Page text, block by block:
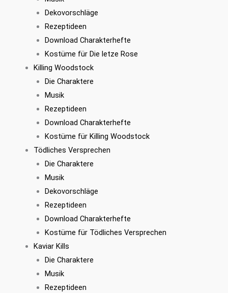
Dekovorschläge
Rezeptideen
Download Charakterhefte
Kostüme für Die letze Rose
Killing Woodstock
Die Charaktere
Musik
Rezeptideen
Download Charakterhefte
Kostüme für Killing Woodstock
Tödliches Versprechen
Die Charaktere
Musik
Dekovorschläge
Rezeptideen
Download Charakterhefte
Kostüme für Tödliches Versprechen
Kaviar Kills
Die Charaktere
Musik
Rezeptideen